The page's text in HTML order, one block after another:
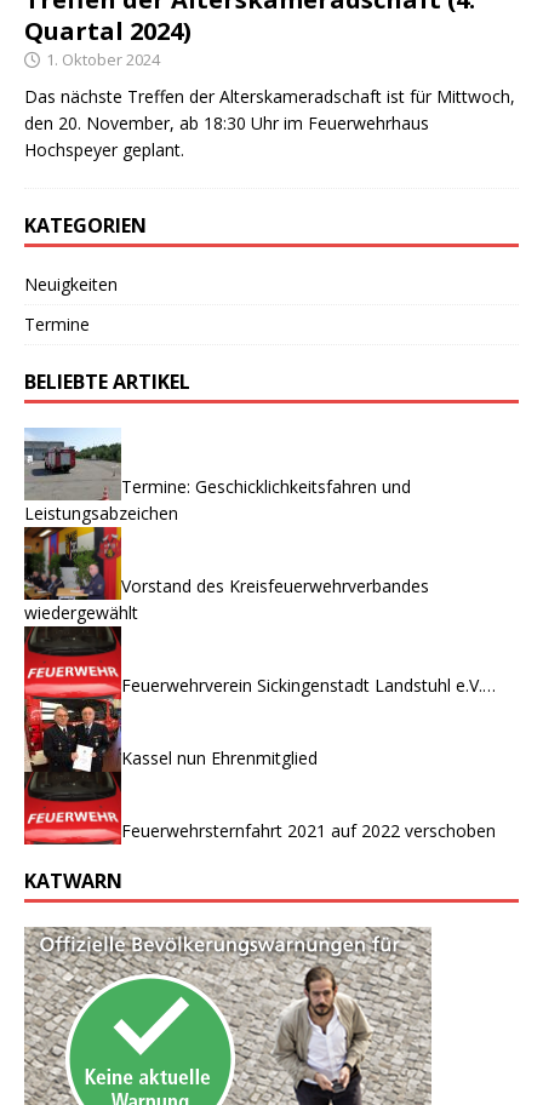
Quartal 2024)
1. Oktober 2024
Das nächste Treffen der Alterskameradschaft ist für Mittwoch,
den 20. November, ab 18:30 Uhr im Feuerwehrhaus
Hochspeyer geplant.
KATEGORIEN
Neuigkeiten
Termine
BELIEBTE ARTIKEL
Termine: Geschicklichkeitsfahren und
Leistungsabzeichen
Vorstand des Kreisfeuerwehrverbandes
wiedergewählt
Feuerwehrverein Sickingenstadt Landstuhl e.V.…
Kassel nun Ehrenmitglied
Feuerwehrsternfahrt 2021 auf 2022 verschoben
KATWARN